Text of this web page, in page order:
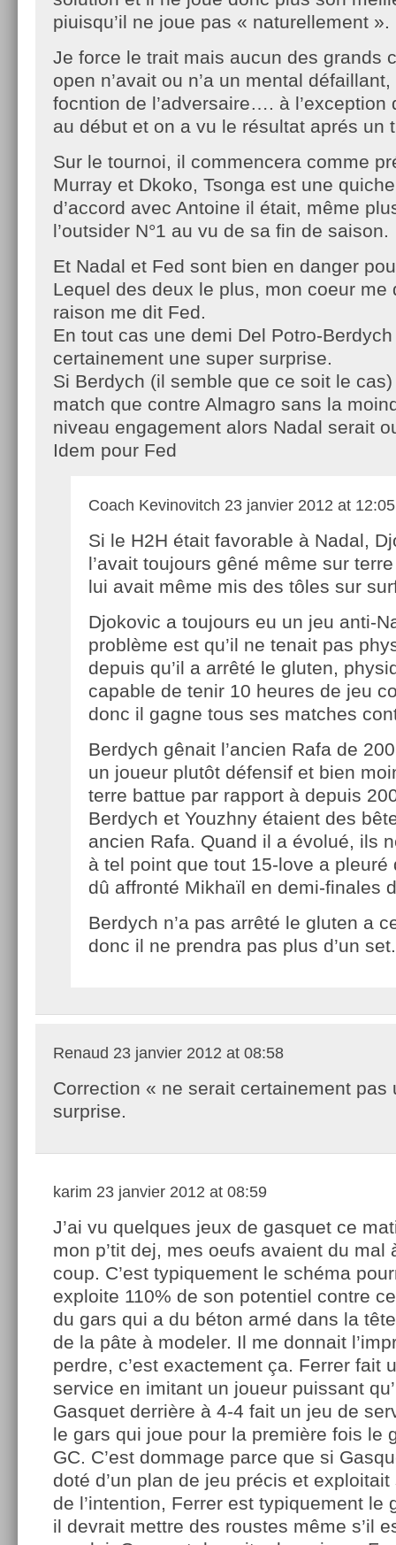
piuisqu’il ne joue pas « naturellement ».
Je force le trait mais aucun des grands
open n’avait ou n’a un mental défaillant,
focntion de l’adversaire…. à l’exception
au début et on a vu le résultat aprés un
Sur le tournoi, il commencera comme
Murray et Dkoko, Tsonga est une
d’accord avec Antoine il était, même
l’outsider N°1 au vu de sa fin de saison.
Et Nadal et Fed sont bien en danger
Lequel des deux le plus, mon coeur me
raison me dit Fed.
En tout cas une demi Del Potro-
certainement une super surprise.
Si Berdych (il semble que ce soit le
match que contre Almagro sans la
niveau engagement alors Nadal serait
Idem pour Fed
Coach Kevinovitch 23 janvier 2012 at 12:05
Si le H2H était favorable à Nadal,
l’avait toujours gêné même sur
lui avait même mis des tôles sur
Djokovic a toujours eu un jeu anti-
problème est qu’il ne tenait pas
depuis qu’il a arrêté le gluten,
capable de tenir 10 heures de jeu
donc il gagne tous ses matches
Berdych gênait l’ancien Rafa de
un joueur plutôt défensif et bien
terre battue par rapport à depuis
Berdych et Youzhny étaient des
ancien Rafa. Quand il a évolué, ils
à tel point que tout 15-love a pleuré
dû affronté Mikhaïl en demi-finales
Berdych n’a pas arrêté le gluten a
donc il ne prendra pas plus d’un set.
Renaud 23 janvier 2012 at 08:58
Correction « ne serait certainement pas
surprise.
karim 23 janvier 2012 at 08:59
J’ai vu quelques jeux de gasquet ce
mon p’tit dej, mes oeufs avaient du mal
coup. C’est typiquement le schéma
exploite 110% de son potentiel contre
du gars qui a du béton armé dans la
de la pâte à modeler. Il me donnait
perdre, c’est exactement ça. Ferrer fait
service en imitant un joueur puissant
Gasquet derrière à 4-4 fait un jeu de
le gars qui joue pour la première fois le
GC. C’est dommage parce que si
doté d’un plan de jeu précis et
de l’intention, Ferrer est typiquement le
il devrait mettre des roustes même s’il